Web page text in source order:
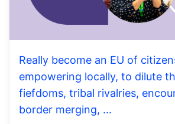
Really become an EU of
empowering locally, to dilute
fiefdoms, tribal rivalries,
border merging, ...